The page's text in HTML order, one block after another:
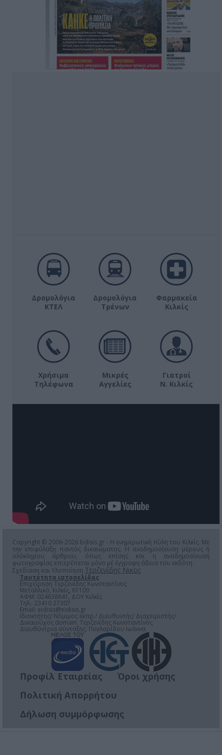
Δρομολόγια
ΚΤΕΛ
Δρομολόγια
Τρένων
Φαρμακεία
Κιλκίς
Χρήσιμα
Τηλέφωνα
Μικρές
Αγγελίες
Γιατροί
Ν. Κιλκίς
Copyright © 2006-2026 Eidisis.gr - Η ενημερωτική πύλη του Κιλκίς. Με
την επιφύλαξη παντός δικαιώματος. Η αναδημοσίευση μέρους ή
ολόκληρου άρθρου, όπως επίσης και η αναδημοσίευση
φωτογραφίας επιτρέπεται μόνο μέ έγγραφη άδεια του εκδότη.
Σχεδίαση και Υλοποίηση Τερζενίδης Νικος
Ταυτότητα ιστοσελίδας
Επιχείρηση Τερζενίδης Κωνσταντίνος
Μεταλλικό, Κιλκίς, 61100
ΑΦΜ: 024638641, ΔΟΥ Κιλκίς
Τηλ.: 23410 27307
Email: eidisis@eidisis.gr
Ιδιοκτήτης/ Νόμιμος εκπρ./ Διευθυντής/ Διαχειριστής/
Δικαιούχος domain: Τερζενίδης Κωνσταντίνος
Διευθύντρια σύνταξης: Παγλαρίδου Ιωάννα
Προφίλ Εταιρείας
Όροι χρήσης
Πολιτική Απορρήτου
Δήλωση συμμόρφωσης